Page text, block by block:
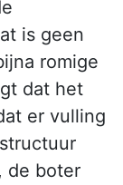
is geen
romige
dat het
er vulling
de boter